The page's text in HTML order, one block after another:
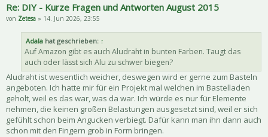
Re: DIY - Kurze Fragen und Antworten August 2015
von Zetesa » 14. Jun 2026, 23:55
Adala hat geschrieben: ↑
Auf Amazon gibt es auch Aludraht in bunten Farben. Taugt das
auch oder lässt sich Alu zu schwer biegen?
Aludraht ist wesentlich weicher, deswegen wird er gerne zum Basteln
angeboten. Ich hatte mir für ein Projekt mal welchen im Bastelladen
geholt, weil es das war, was da war. Ich würde es nur für Elemente
nehmen, die keinen großen Belastungen ausgesetzt sind, weil er sich
gefühlt schon beim Angucken verbiegt. Dafür kann man ihn dann auch
schon mit den Fingern grob in Form bringen.